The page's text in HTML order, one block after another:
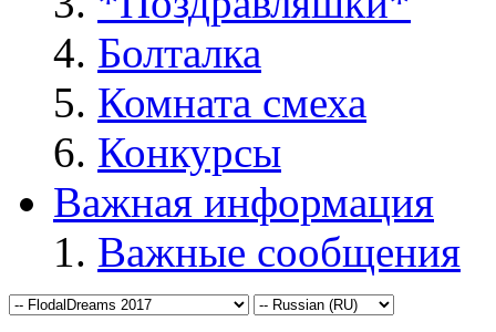
Болталка
Комната смеха
Конкурсы
Важная информация
Важные сообщения